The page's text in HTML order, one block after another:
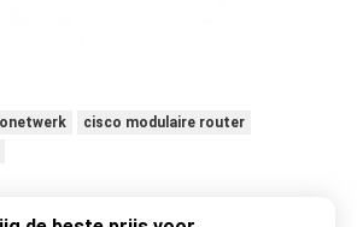
cisco modulaire router